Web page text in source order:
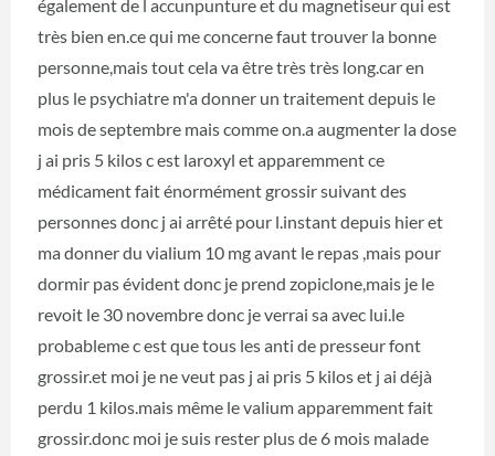
également de l accunpunture et du magnetiseur qui est
très bien en.ce qui me concerne faut trouver la bonne
personne,mais tout cela va être très très long.car en
plus le psychiatre m'a donner un traitement depuis le
mois de septembre mais comme on.a augmenter la dose
j ai pris 5 kilos c est laroxyl et apparemment ce
médicament fait énormément grossir suivant des
personnes donc j ai arrêté pour l.instant depuis hier et
ma donner du vialium 10 mg avant le repas ,mais pour
dormir pas évident donc je prend zopiclone,mais je le
revoit le 30 novembre donc je verrai sa avec lui.le
probableme c est que tous les anti de presseur font
grossir.et moi je ne veut pas j ai pris 5 kilos et j ai déjà
perdu 1 kilos.mais même le valium apparemment fait
grossir.donc moi je suis rester plus de 6 mois malade